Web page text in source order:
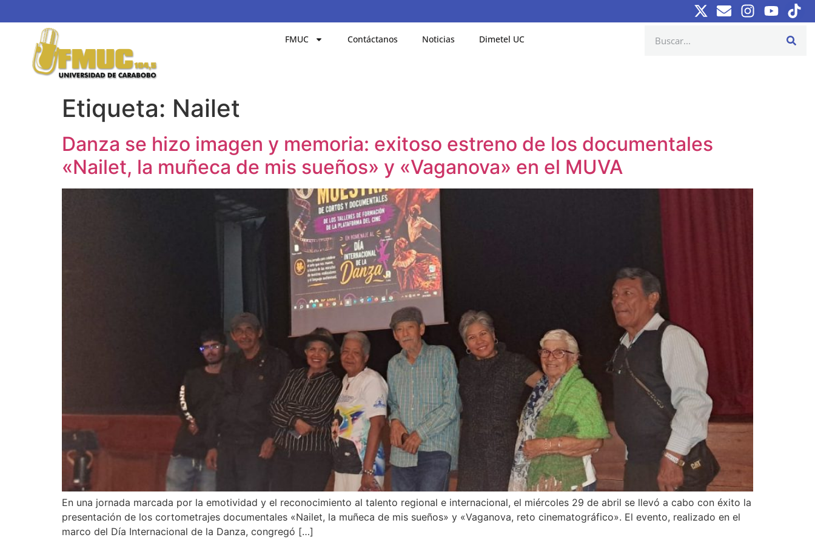
FMUC Contáctanos Noticias Dimetel UC
Etiqueta: Nailet
Danza se hizo imagen y memoria: exitoso estreno de los documentales
«Nailet, la muñeca de mis sueños» y «Vaganova» en el MUVA
En una jornada marcada por la emotividad y el reconocimiento al talento regional e internacional, el miércoles 29 de abril se llevó a cabo con éxito la
presentación de los cortometrajes documentales «Nailet, la muñeca de mis sueños» y «Vaganova, reto cinematográfico». El evento, realizado en el
marco del Día Internacional de la Danza, congregó […]